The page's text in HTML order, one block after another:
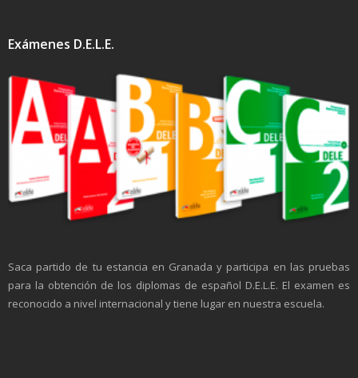
Exámenes D.E.L.E.
Saca partido de tu estancia en Granada y participa en las pruebas
para la obtención de los diplomas de español D.E.L.E. El examen es
reconocido a nivel internacional y tiene lugar en nuestra escuela.